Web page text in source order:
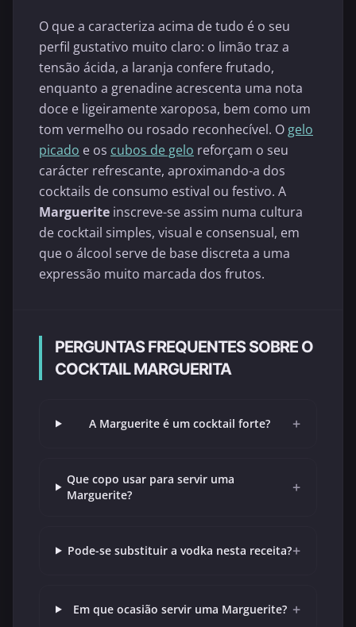
O que a caracteriza acima de tudo é o seu
perfil gustativo muito claro: o limão traz a
tensão ácida, a laranja confere frutado,
enquanto a grenadine acrescenta uma nota
doce e ligeiramente xaroposa, bem como um
tom vermelho ou rosado reconhecível. O gelo
picado e os cubos de gelo reforçam o seu
carácter refrescante, aproximando-a dos
cocktails de consumo estival ou festivo. A
Marguerite inscreve-se assim numa cultura
de cocktail simples, visual e consensual, em
que o álcool serve de base discreta a uma
expressão muito marcada dos frutos.
PERGUNTAS FREQUENTES SOBRE O
COCKTAIL MARGUERITA
A Marguerite é um cocktail forte? +
Que copo usar para servir uma
Marguerite?
+
Pode-se substituir a vodka nesta receita?+
Em que ocasião servir uma Marguerite? +